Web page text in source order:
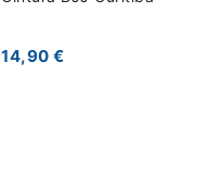
14,90 €